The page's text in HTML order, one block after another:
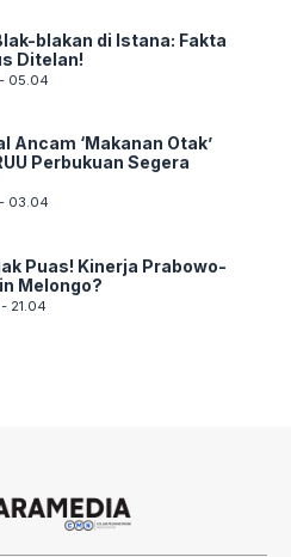
blakan di Istana: Fakta
Ditelan!
05.04
Ancam ‘Makanan Otak’
Perbukuan Segera
03.04
Puas! Kinerja Prabowo-
Melongo?
21.04